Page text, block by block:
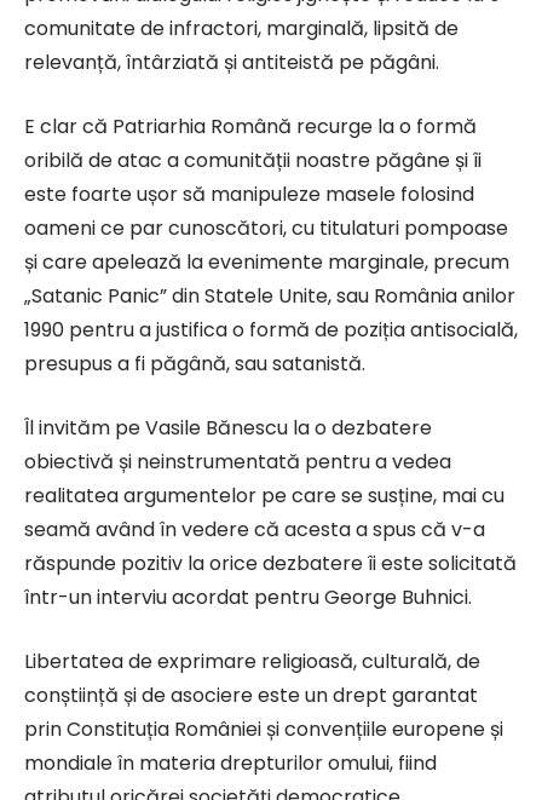
comunitate de infractori, marginală, lipsită de
relevanță, întârziată și antiteistă pe păgâni.
E clar că Patriarhia Română recurge la o formă
oribilă de atac a comunității noastre păgâne și îi
este foarte ușor să manipuleze masele folosind
oameni ce par cunoscători, cu titulaturi pompoase
și care apelează la evenimente marginale, precum
„Satanic Panic” din Statele Unite, sau România anilor
1990 pentru a justifica o formă de poziția antisocială,
presupus a fi păgână, sau satanistă.
Îl invităm pe Vasile Bănescu la o dezbatere
obiectivă și neinstrumentată pentru a vedea
realitatea argumentelor pe care se susține, mai cu
seamă având în vedere că acesta a spus că v-a
răspunde pozitiv la orice dezbatere îi este solicitată
într-un interviu acordat pentru George Buhnici.
Libertatea de exprimare religioasă, culturală, de
conștiință și de asociere este un drept garantat
prin Constituția României și convențiile europene și
mondiale în materia drepturilor omului, fiind